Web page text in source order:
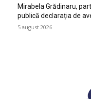
Mirabela Grădinaru,
publică declarația de
5 august 2026